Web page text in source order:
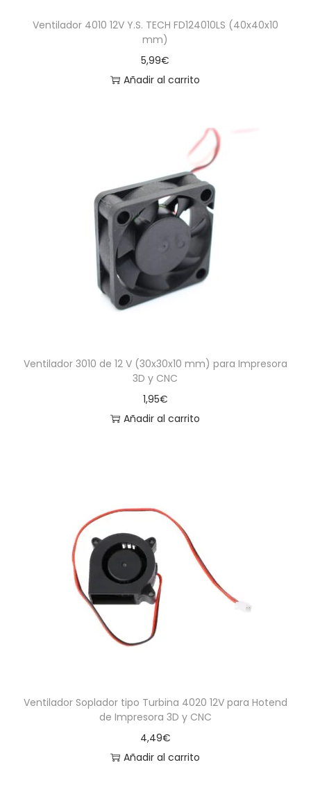
Ventilador 4010 12V Y.S. TECH FD124010LS (40x40x10
mm)
5,99€
Añadir al carrito
Ventilador 3010 de 12 V (30x30x10 mm) para Impresora
3D y CNC
1,95€
Añadir al carrito
Ventilador Soplador tipo Turbina 4020 12V para Hotend
de Impresora 3D y CNC
4,49€
Añadir al carrito